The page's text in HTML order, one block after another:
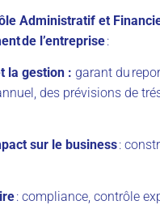
Administratif et
de l’entreprise:
la gestion : garant du
des prévisions de
sur le business:
: compliance, contrôle